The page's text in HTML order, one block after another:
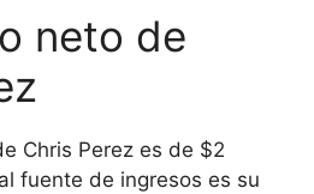
neto de
Chris Perez es de $2
fuente de ingresos es su